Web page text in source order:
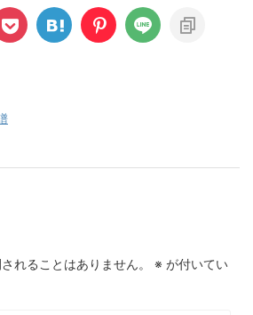
れることはありません。 ※ が付いてい